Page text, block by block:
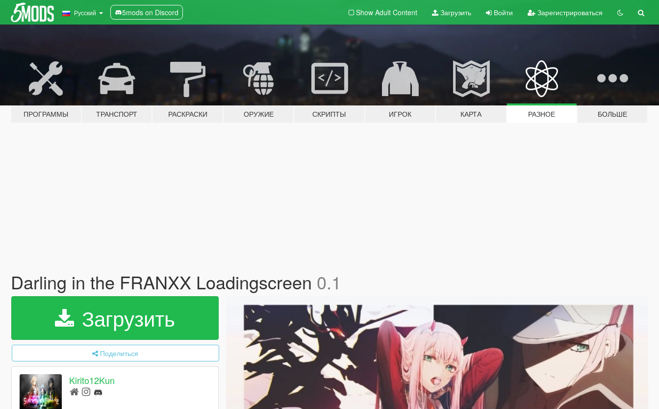
Русский 5mods on Discord Show Adult Content Загрузить Войти Зарегистрироваться
ПРОГРАММЫ ТРАНСПОРТ РАСКРАСКИ ОРУЖИЕ СКРИПТЫ ИГРОК КАРТА РАЗНОЕ БОЛЬШЕ
Darling in the FRANXX Loadingscreen 0.1
Загрузить
Поделиться
Kirito12Kun